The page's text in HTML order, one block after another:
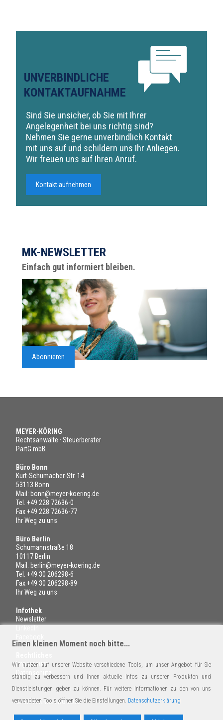
UNVERBINDLICHE
KONTAKTAUFNAHME
Sind Sie unsicher, ob Sie mit Ihrer
Angelegenheit bei uns richtig sind?
Nehmen Sie gerne unverbindlich Kontakt
mit uns auf und schildern uns Ihr Anliegen.
Wir freuen uns auf Ihren Anruf.
Kontakt aufnehmen
MK-NEWSLETTER
Einfach gut informiert bleiben.
Abonnieren
MEYER-KÖRING
Rechtsanwälte · Steuerberater
PartG mbB
Büro Bonn
Kurt-Schumacher-Str. 14
53113 Bonn
Mail: bonn@meyer-koering.de
Tel. +49 228 72636-0
Fax +49 228 72636-77
Ihr Weg zu uns
Büro Berlin
Schumannstraße 18
10117 Berlin
Mail: berlin@meyer-koering.de
Tel. +49 30 206298-6
Fax +49 30 206298-89
Ihr Weg zu uns
Infothek
Newsletter
Impressum
Datenschutz
© MEYER-KÖRING 2022
Einen kleinen Moment noch bitte...
Wir nutzen auf unserer Website verschiedene Tools, um unser Angebot für Sie
ständig zu verbessern und Ihnen aktuelle Infos zu unseren Produkten und
Dienstleistungen geben zu können. Für weitere Informationen zu den von uns
verwendeten Tools öffnen Sie die Einstellungen. Datenschutzerklärung